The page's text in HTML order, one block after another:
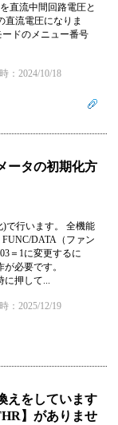
直流中間回路電圧と
直流電圧になりま
ドのメニュー番号
：2024/10/18
ータの初期化方
で行います。 全機能
DATA（ファン
＝1に変更するに
必要です。
に押して...
：2025/12/19
えをしています
】がありませ